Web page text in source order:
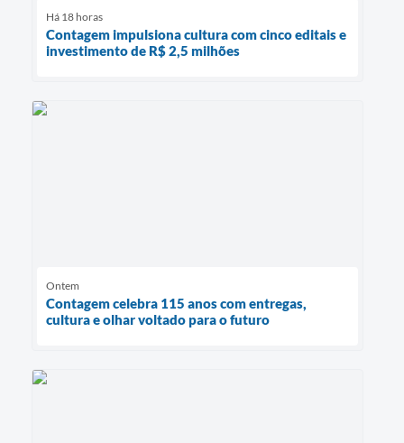
Há 18 horas
Contagem impulsiona cultura com cinco editais e
investimento de R$ 2,5 milhões
Ontem
Contagem celebra 115 anos com entregas,
cultura e olhar voltado para o futuro